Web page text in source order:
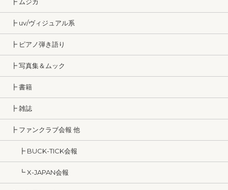
┣ uv/ヴィジュアル系
┣ ピアノ弾き語り
┣ 写真集＆ムック
┣ 書籍
┣ 雑誌
┣ ファンクラブ会報 他
┣ BUCK-TICK会報
┗ X-JAPAN会報